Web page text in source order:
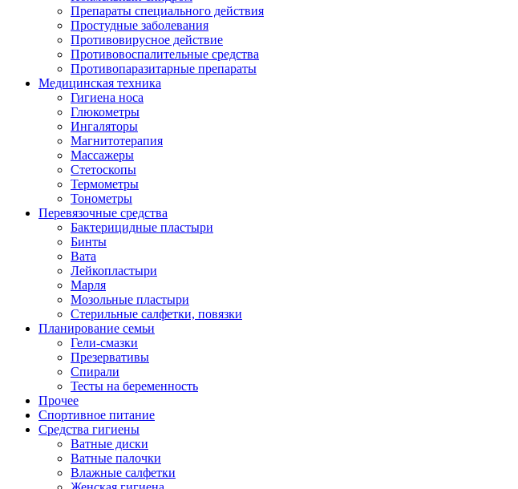
Препараты специального действия
Простудные заболевания
Противовирусное действие
Противовоспалительные средства
Противопаразитарные препараты
Медицинская техника
Гигиена носа
Глюкометры
Ингаляторы
Магнитотерапия
Массажеры
Стетоскопы
Термометры
Тонометры
Перевязочные средства
Бактерицидные пластыри
Бинты
Вата
Лейкопластыри
Марля
Мозольные пластыри
Стерильные салфетки, повязки
Планирование семьи
Гели-смазки
Презервативы
Спирали
Тесты на беременность
Прочее
Спортивное питание
Средства гигиены
Ватные диски
Ватные палочки
Влажные салфетки